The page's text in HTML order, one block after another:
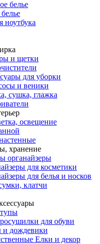
ноутбука
и щетки
для уборки
и веники
сушка, глажка
освещение
хранение
органайзеры
для косметики
для белья и носков
клатчи
для обуви
и дождевики
Елки и декор